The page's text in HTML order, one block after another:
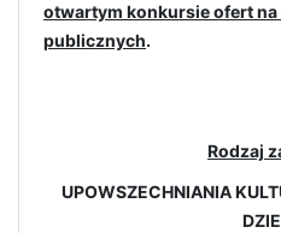
otwartym konkursie ofert
publicznych.
Rodzaj
UPOWSZECHNIANIA